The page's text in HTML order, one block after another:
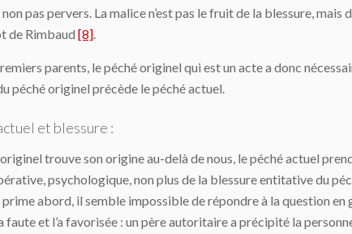
pas pervers. La malice n’est pas le fruit de la blessure, mais
de Rimbaud [8].
parents, le péché originel qui est un acte a donc
péché originel précède le péché actuel.
et blessure :
trouve son origine au-delà de nous, le péché actuel
psychologique, non plus de la blessure entitative du
prime abord, il semble impossible de répondre à la question
faute et l’a favorisée : un père autoritaire a précipité la